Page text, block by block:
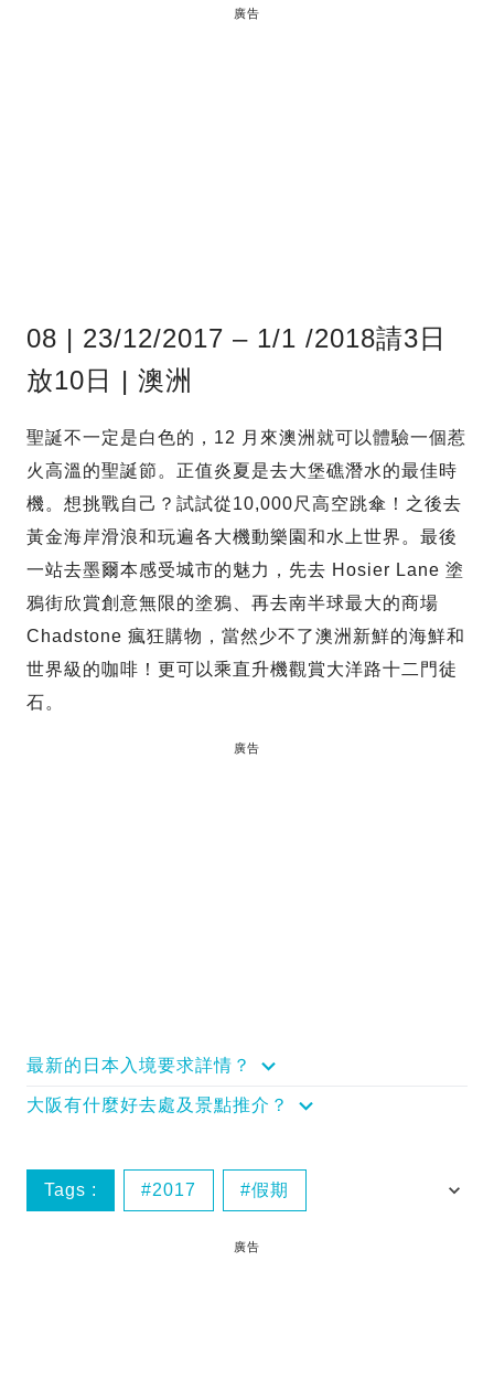
廣告
08 | 23/12/2017 – 1/1 /2018請3日
放10日 | 澳洲
聖誕不一定是白色的，12 月來澳洲就可以體驗一個惹
火高溫的聖誕節。正值炎夏是去大堡礁潛水的最佳時
機。想挑戰自己？試試從10,000尺高空跳傘！之後去
黃金海岸滑浪和玩遍各大機動樂園和水上世界。最後
一站去墨爾本感受城市的魅力，先去 Hosier Lane 塗
鴉街欣賞創意無限的塗鴉、再去南半球最大的商場
Chadstone 瘋狂購物，當然少不了澳洲新鮮的海鮮和
世界級的咖啡！更可以乘直升機觀賞大洋路十二門徒
石。
廣告
最新的日本入境要求詳情？
大阪有什麼好去處及景點推介？
Tags : 2017 假期
廣告